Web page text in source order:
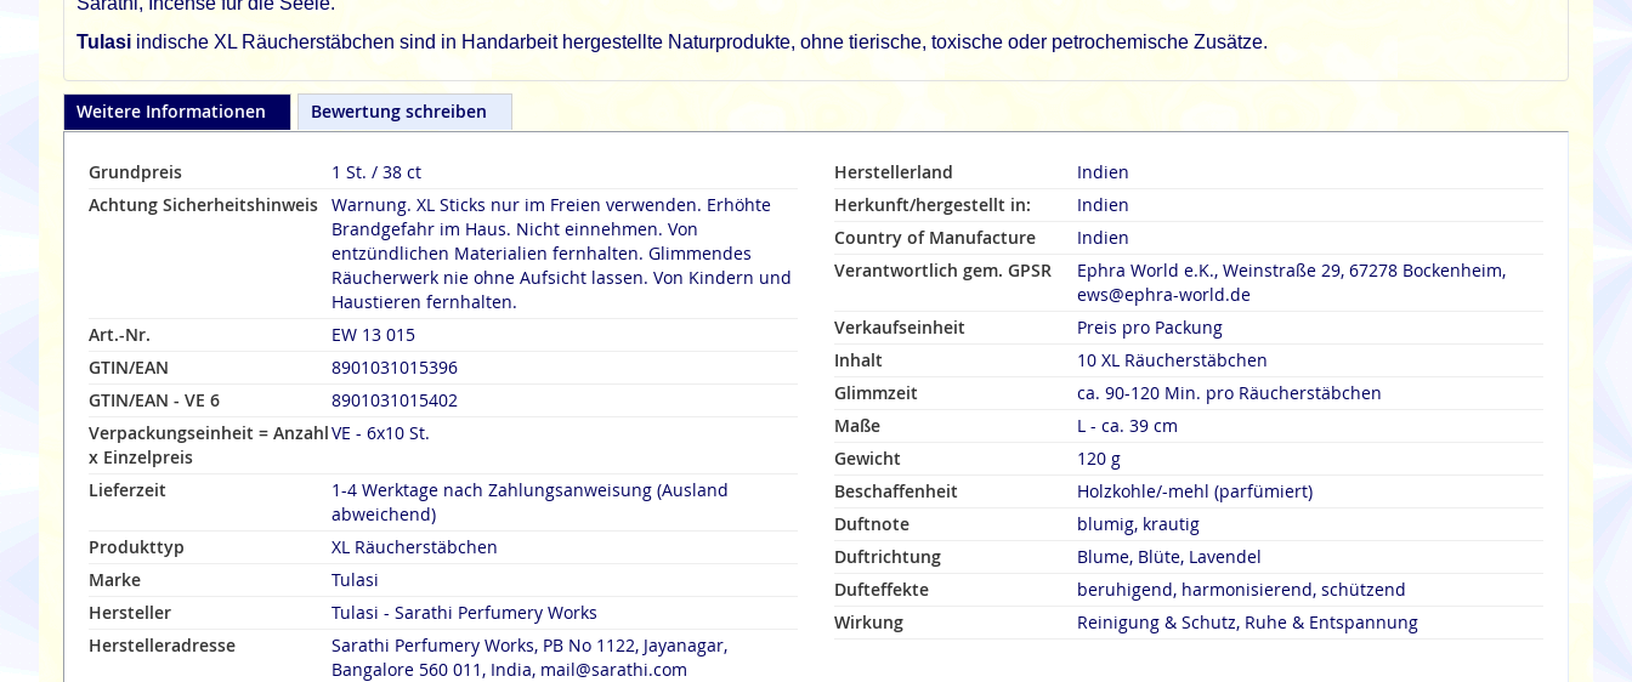
Tulasi indische XL Räucherstäbchen sind in Handarbeit hergestellte Naturprodukte, ohne tierische, toxische oder petrochemische Zusätze.
Weitere Informationen
Grundpreis
1 St. / 38 ct
Achtung Sicherheitshinweis Warnung. XL Sticks nur im Freien verwenden. Erhöhte
Brandgefahr im Haus. Nicht einnehmen. Von
entzündlichen Materialien fernhalten. Glimmendes
Räucherwerk nie ohne Aufsicht lassen. Von Kindern und
Haustieren fernhalten.
Art.-Nr.
EW 13 015
GTIN/EAN
8901031015396
GTIN/EAN - VE 6
8901031015402
Verpackungseinheit = Anzahl
x Einzelpreis
VE - 6x10 St.
Lieferzeit
1-4 Werktage nach Zahlungsanweisung (Ausland
abweichend)
Produkttyp
XL Räucherstäbchen
Marke
Tulasi
Hersteller
Tulasi - Sarathi Perfumery Works
Herstelleradresse
Sarathi Perfumery Works, PB No 1122, Jayanagar,
Bangalore 560 011, India, mail@sarathi.com
Herstellerland
Indien
Herkunft/hergestellt in:
Indien
Country of Manufacture
Indien
Verantwortlich gem. GPSR
Ephra World e.K., Weinstraße 29, 67278 Bockenheim,
ews@ephra-world.de
Verkaufseinheit
Preis pro Packung
Inhalt
10 XL Räucherstäbchen
Glimmzeit
ca. 90-120 Min. pro Räucherstäbchen
Maße
L - ca. 39 cm
Gewicht
120 g
Beschaffenheit
Holzkohle/-mehl (parfümiert)
Duftnote
blumig, krautig
Duftrichtung
Blume, Blüte, Lavendel
Dufteffekte
beruhigend, harmonisierend, schützend
Wirkung
Reinigung & Schutz, Ruhe & Entspannung
Bewertung schreiben